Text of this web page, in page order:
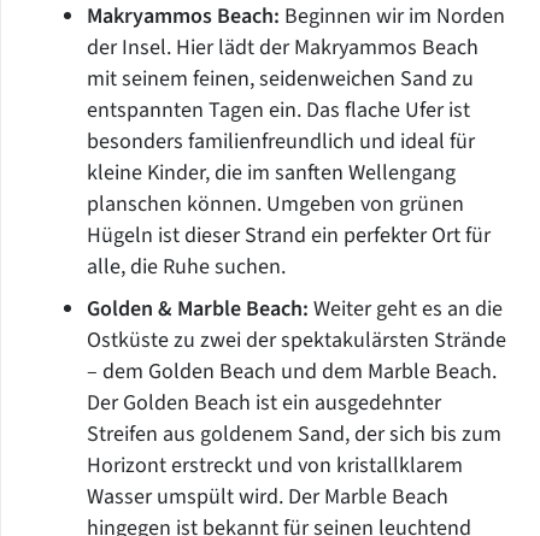
Makryammos Beach: Beginnen wir im Norden
der Insel. Hier lädt der Makryammos Beach
mit seinem feinen, seidenweichen Sand zu
entspannten Tagen ein. Das flache Ufer ist
besonders familienfreundlich und ideal für
kleine Kinder, die im sanften Wellengang
planschen können. Umgeben von grünen
Hügeln ist dieser Strand ein perfekter Ort für
alle, die Ruhe suchen.
Golden & Marble Beach: Weiter geht es an die
Ostküste zu zwei der spektakulärsten Strände
– dem Golden Beach und dem Marble Beach.
Der Golden Beach ist ein ausgedehnter
Streifen aus goldenem Sand, der sich bis zum
Horizont erstreckt und von kristallklarem
Wasser umspült wird. Der Marble Beach
hingegen ist bekannt für seinen leuchtend